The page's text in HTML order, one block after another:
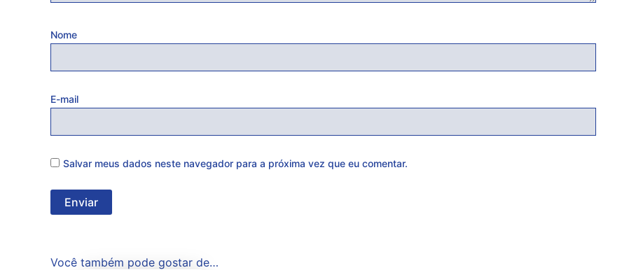
Nome
E-mail
Salvar meus dados neste navegador para a próxima vez que eu comentar.
Você também pode gostar de…